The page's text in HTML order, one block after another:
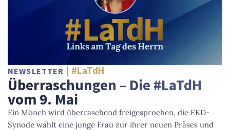
NEWSLETTER #LaTdH
Überraschungen – Die #LaTdH
vom 9. Mai
Ein Mönch wird überraschend freigesprochen, die EKD-
Synode wählt eine junge Frau zur ihrer neuen Präses und